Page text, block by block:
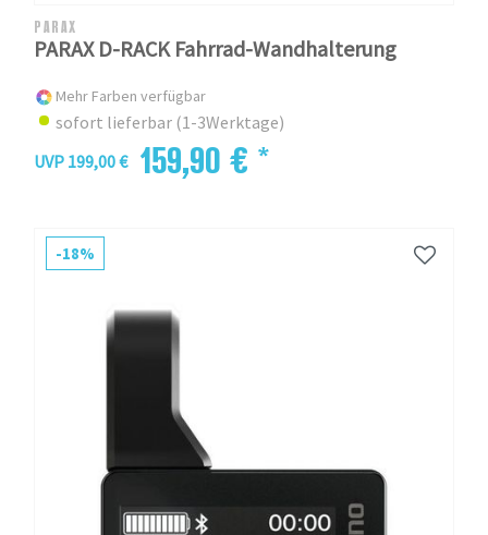
PARAX
PARAX D-RACK Fahrrad-Wandhalterung
Mehr Farben verfügbar
sofort lieferbar (1-3Werktage)
UVP 199,00 € 159,90 € *
-18%